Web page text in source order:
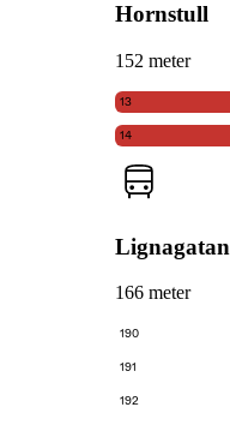
Hornstull
152 meter
13
14
Lignagatan
166 meter
190
191
192